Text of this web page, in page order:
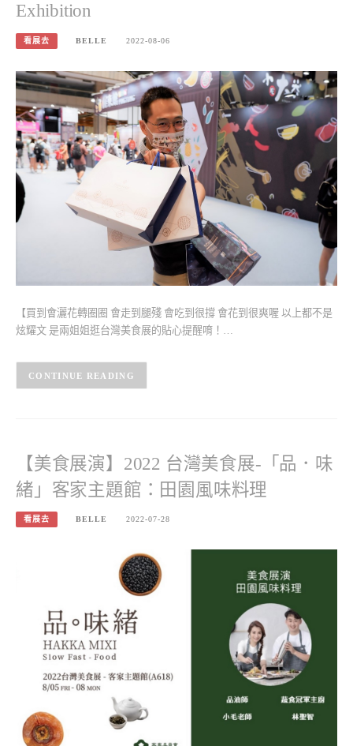
Exhibition
看展去 BELLE 2022-08-06
【買到會灑花轉圈圈 會走到腿殘 會吃到很撐 會花到很爽喔 以上都不是
炫耀文 是兩姐姐逛台灣美食展的貼心提醒唷！…
CONTINUE READING
【美食展演】2022 台灣美食展-「品．味
緒」客家主題館：田園風味料理
看展去 BELLE 2022-07-28